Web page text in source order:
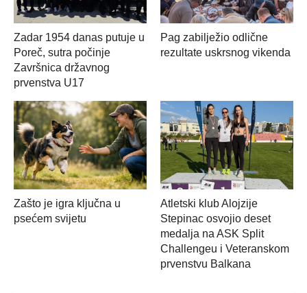
Zadar 1954 danas putuje u
Poreč, sutra počinje
Završnica državnog
prvenstva U17
Pag zabilježio odlične
rezultate uskrsnog vikenda
Zašto je igra ključna u
psećem svijetu
Atletski klub Alojzije
Stepinac osvojio deset
medalja na ASK Split
Challengeu i Veteranskom
prvenstvu Balkana